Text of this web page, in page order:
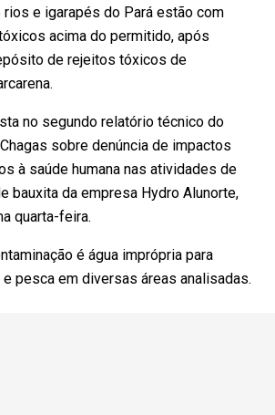
e igarapés do Pará estão com
acima do permitido, após
de rejeitos tóxicos de
no segundo relatório técnico do
sobre denúncia de impactos
à saúde humana nas atividades de
bauxita da empresa Hydro Alunorte,
quarta-feira.
é água imprópria para
e pesca em diversas áreas analisadas.